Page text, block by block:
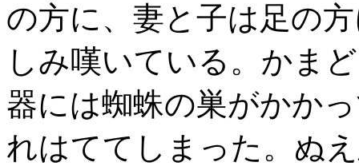
の方に、妻と子は足の
しみ嘆いている。かま
器には蜘蛛の巣がかか
れはててしまった。ぬ